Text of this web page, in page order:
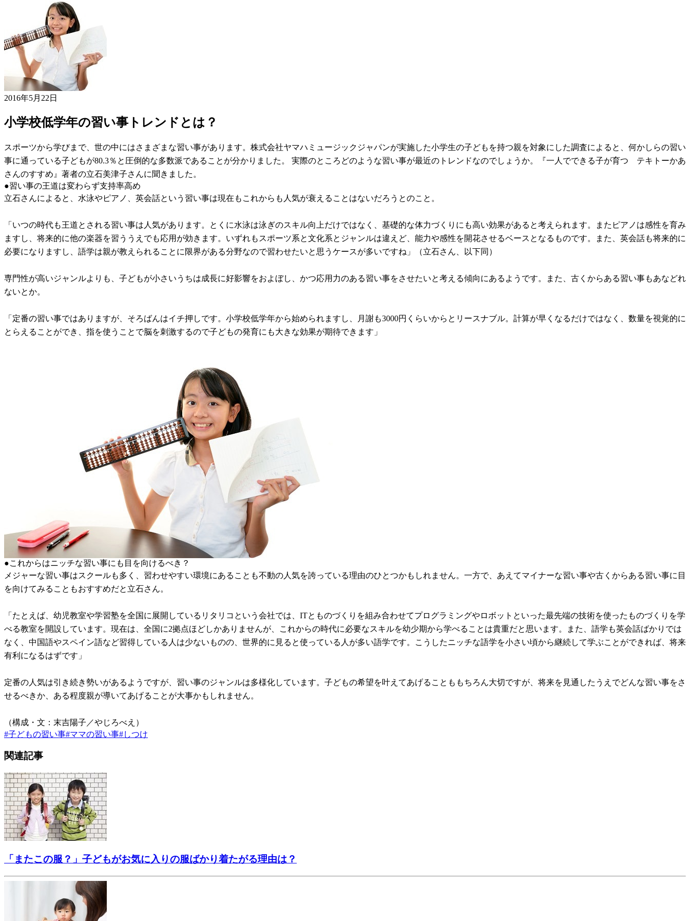
2016年5月22日
小学校低学年の習い事トレンドとは？
スポーツから学びまで、世の中にはさまざまな習い事があります。株式会社ヤマハミュージックジャパンが実施した小学生の子どもを持つ親を対象にした調査によると、何かしらの習い
事に通っている子どもが80.3％と圧倒的な多数派であることが分かりました。 実際のところどのような習い事が最近のトレンドなのでしょうか。『一人でできる子が育つ テキトーかあ
さんのすすめ』著者の立石美津子さんに聞きました。
●習い事の王道は変わらず支持率高め
立石さんによると、水泳やピアノ、英会話という習い事は現在もこれからも人気が衰えることはないだろうとのこと。
「いつの時代も王道とされる習い事は人気があります。とくに水泳は泳ぎのスキル向上だけではなく、基礎的な体力づくりにも高い効果があると考えられます。またピアノは感性を育み
ますし、将来的に他の楽器を習ううえでも応用が効きます。いずれもスポーツ系と文化系とジャンルは違えど、能力や感性を開花させるベースとなるものです。また、英会話も将来的に
必要になりますし、語学は親が教えられることに限界がある分野なので習わせたいと思うケースが多いですね」（立石さん、以下同）
専門性が高いジャンルよりも、子どもが小さいうちは成長に好影響をおよぼし、かつ応用力のある習い事をさせたいと考える傾向にあるようです。また、古くからある習い事もあなどれ
ないとか。
「定番の習い事ではありますが、そろばんはイチ押しです。小学校低学年から始められますし、月謝も3000円くらいからとリースナブル。計算が早くなるだけではなく、数量を視覚的に
とらえることができ、指を使うことで脳を刺激するので子どもの発育にも大きな効果が期待できます」
●これからはニッチな習い事にも目を向けるべき？
メジャーな習い事はスクールも多く、習わせやすい環境にあることも不動の人気を誇っている理由のひとつかもしれません。一方で、あえてマイナーな習い事や古くからある習い事に目
を向けてみることもおすすめだと立石さん。
「たとえば、幼児教室や学習塾を全国に展開しているリタリコという会社では、ITとものづくりを組み合わせてプログラミングやロボットといった最先端の技術を使ったものづくりを学
べる教室を開設しています。現在は、全国に2拠点ほどしかありませんが、これからの時代に必要なスキルを幼少期から学べることは貴重だと思います。また、語学も英会話ばかりでは
なく、中国語やスペイン語など習得している人は少ないものの、世界的に見ると使っている人が多い語学です。こうしたニッチな語学を小さい頃から継続して学ぶことができれば、将来
有利になるはずです」
定番の人気は引き続き勢いがあるようですが、習い事のジャンルは多様化しています。子どもの希望を叶えてあげることももちろん大切ですが、将来を見通したうえでどんな習い事をさ
せるべきか、ある程度親が導いてあげることが大事かもしれません。
（構成・文：末吉陽子／やじろべえ）
#子どもの習い事#ママの習い事#しつけ
関連記事
「またこの服？」子どもがお気に入りの服ばかり着たがる理由は？